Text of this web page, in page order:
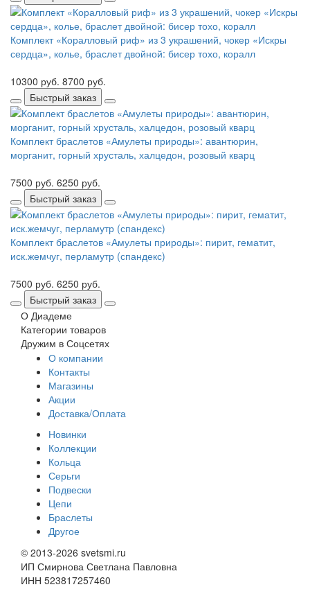
Комплект «Коралловый риф» из 3 украшений, чокер «Искры
сердца», колье, браслет двойной: бисер тохо, коралл
10300 руб. 8700 руб.
Быстрый заказ
Комплект браслетов «Амулеты природы»: авантюрин,
морганит, горный хрусталь, халцедон, розовый кварц
7500 руб. 6250 руб.
Быстрый заказ
Комплект браслетов «Амулеты природы»: пирит, гематит,
иск.жемчуг, перламутр (спандекс)
7500 руб. 6250 руб.
Быстрый заказ
О Диадеме
Категории товаров
Дружим в Соцсетях
О компании
Контакты
Магазины
Акции
Доставка/Оплата
Новинки
Коллекции
Кольца
Серьги
Подвески
Цепи
Браслеты
Другое
© 2013-2026 svetsmi.ru
ИП Смирнова Светлана Павловна
ИНН 523817257460